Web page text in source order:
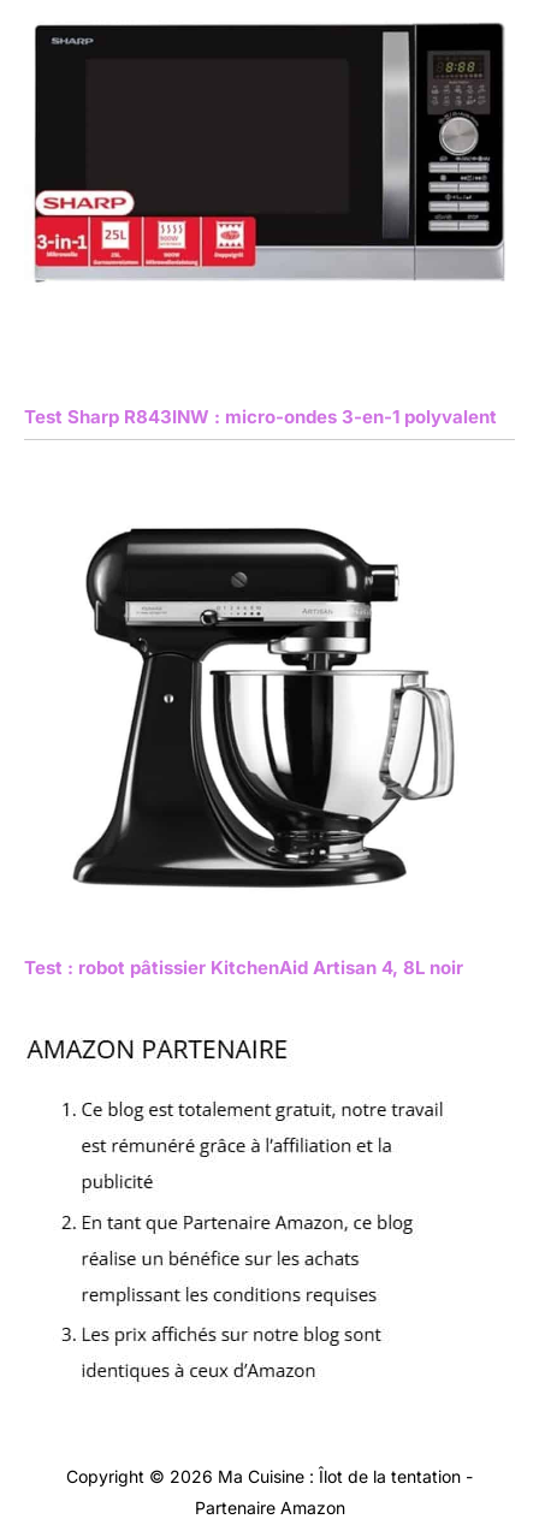
Test Sharp R843INW : micro-ondes 3-en-1 polyvalent
Test : robot pâtissier KitchenAid Artisan 4, 8L noir
Copyright © 2026 Ma Cuisine : Îlot de la tentation -
Partenaire Amazon